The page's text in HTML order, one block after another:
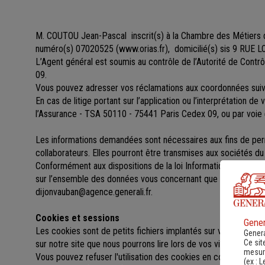
M. COUTOU Jean-Pascal inscrit(s) à la Chambre des Métiers
numéro(s) 07020525 (www.orias.fr), domicilié(s) sis 9 RUE
L’Agent général est soumis au contrôle de l’Autorité de
09.
Vous pouvez adresser vos réclamations aux coordonnées
En cas de litige portant sur l’application ou l’interprétation
l’Assurance - TSA 50110 - 75441 Paris Cedex 09, ou par
Les informations demandées sont nécessaires aux fins de
collaborateurs. Elles pourront être transmises aux sociétés du
Conformément aux dispositions de la loi Informatique et
sur l’ensemble des données vous concernant que vous
dijonvauban@agence.generali.fr.
Cookies et sessions
Les cookies sont de petits fichiers implantés sur votre
sur notre site que nous pourrons lire lors de vos visites
Vous pouvez refuser l'utilisation des cookies en configurant
Ce
(ex :